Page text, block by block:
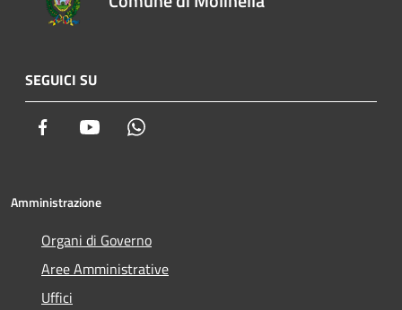
SEGUICI SU
Facebook Youtube
Amministrazione
Organi di Governo
Aree Amministrative
Uffici